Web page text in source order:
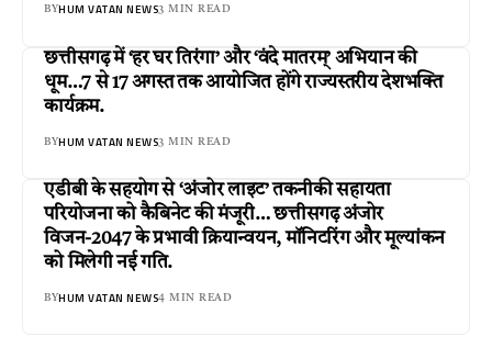
BYHUM VATAN NEWS3 MIN READ
छत्तीसगढ़ में ‘हर घर तिरंगा’ और ‘वंदे मातरम्’ अभियान की
धूम…7 से 17 अगस्त तक आयोजित होंगे राज्यस्तरीय देशभक्ति
कार्यक्रम.
BYHUM VATAN NEWS3 MIN READ
एडीबी के सहयोग से ‘अंजोर लाइट’ तकनीकी सहायता
परियोजना को कैबिनेट की मंजूरी… छत्तीसगढ़ अंजोर
विजन-2047 के प्रभावी क्रियान्वयन, मॉनिटरिंग और मूल्यांकन
को मिलेगी नई गति.
BYHUM VATAN NEWS4 MIN READ